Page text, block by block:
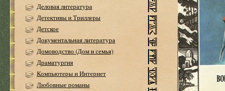
Деловая литература
Детективы и Триллеры
Детское
Документальная литература
Домоводство (Дом и семья)
Драматургия
Компьютеры и Интернет
Любовные романы